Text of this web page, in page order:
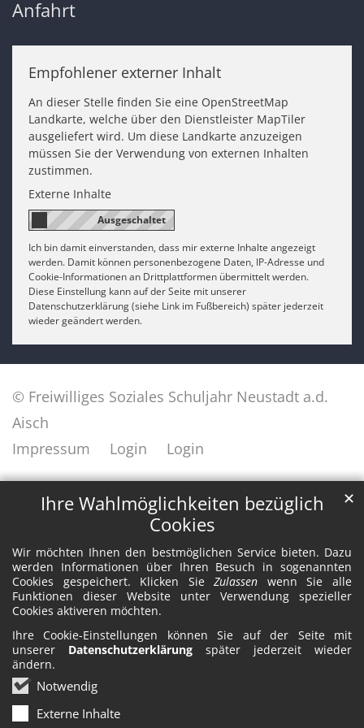
Ihre Wahlmöglichkeiten bezüglich
Cookies
Wir möchten Ihnen den bestmöglichen Service bieten. Dazu
werden Informationen über Ihren Besuch in sogenannten
Cookies gespeichert. Klicken SieZulassen wenn Sie alle
Funktionen dieser Website unter Verwendung spezieller
Cookies aktiveren möchten.
Ihre Cookie-Einstellungen können Sie auf der Seite mit
unserer Datenschutzerklärung später jederzeit wieder
ändern.
Notwendig
Externe Inhalte
✕
Anfahrt
Empfohlener externer Inhalt
An dieser Stelle finden Sie eine OpenStreetMap
Landkarte, welche über den Dienstleister MapTiler
ausgeliefert wird. Um diese Landkarte anzuzeigen
müssen Sie der Verwendung von externen Inhalten
zustimmen.
Externe Inhalte
Ich bin damit einverstanden, dass mir externe Inhalte angezeigt
werden. Damit können personenbezogene Daten, IP-Adresse und
Cookie-Informationen an Drittplattformen übermittelt werden.
Diese Einstellung kann auf der Seite mit unserer
Datenschutzerklärung (siehe Link im Fußbereich) später jederzeit
wieder geändert werden.
© Freiwilliges Soziales Schuljahr Neustadt a.d.
Aisch
Impressum
Login Login